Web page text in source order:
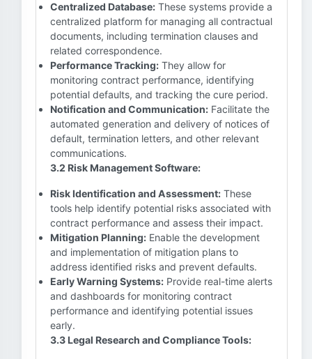
Centralized Database: These systems provide a
centralized platform for managing all contractual
documents, including termination clauses and
related correspondence.
Performance Tracking: They allow for
monitoring contract performance, identifying
potential defaults, and tracking the cure period.
Notification and Communication: Facilitate the
automated generation and delivery of notices of
default, termination letters, and other relevant
communications.
3.2 Risk Management Software:
Risk Identification and Assessment: These
tools help identify potential risks associated with
contract performance and assess their impact.
Mitigation Planning: Enable the development
and implementation of mitigation plans to
address identified risks and prevent defaults.
Early Warning Systems: Provide real-time alerts
and dashboards for monitoring contract
performance and identifying potential issues
early.
3.3 Legal Research and Compliance Tools: